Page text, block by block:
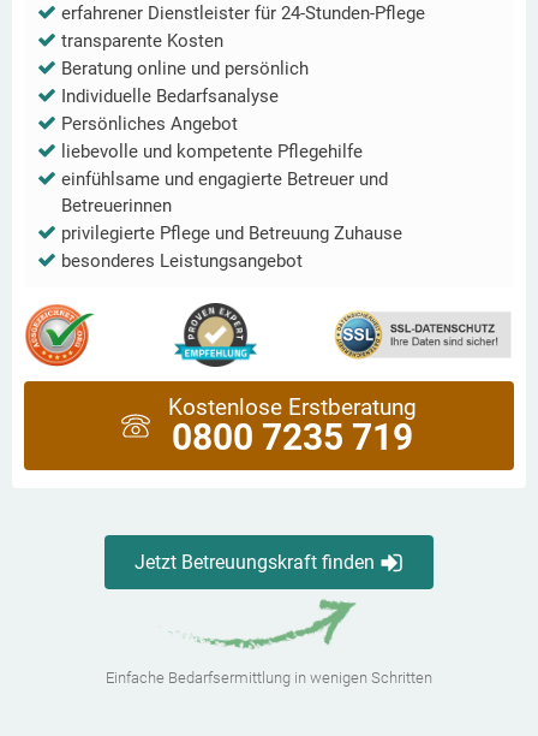
erfahrener Dienstleister für 24-Stunden-Pflege
transparente Kosten
Beratung online und persönlich
Individuelle Bedarfsanalyse
Persönliches Angebot
liebevolle und kompetente Pflegehilfe
einfühlsame und engagierte Betreuer und
Betreuerinnen
privilegierte Pflege und Betreuung Zuhause
besonderes Leistungsangebot
Kostenlose Erstberatung
0800 7235 719
Jetzt Betreuungskraft finden
Einfache Bedarfsermittlung in wenigen Schritten